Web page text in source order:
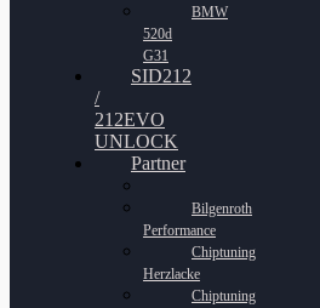
BMW
520d
G31
SID212
/
212EVO
UNLOCK
Partner
Bilgenroth
Performance
Chiptuning
Herzlacke
Chiptuning